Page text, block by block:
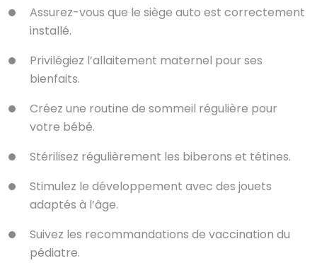
Assurez-vous que le siège auto est correctement
installé.
Privilégiez l’allaitement maternel pour ses
bienfaits.
Créez une routine de sommeil régulière pour
votre bébé.
Stérilisez régulièrement les biberons et tétines.
Stimulez le développement avec des jouets
adaptés à l’âge.
Suivez les recommandations de vaccination du
pédiatre.